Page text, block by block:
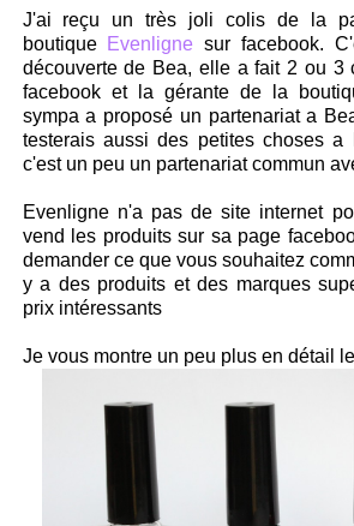
J'ai reçu un très joli colis de la
boutique Evenligne sur facebook.
découverte de Bea, elle a fait 2 ou 3
facebook et la gérante de la
sympa a proposé un partenariat a
testerais aussi des petites choses a
c'est un peu un partenariat commun
Evenligne n'a pas de site internet
vend les produits sur sa page
demander ce que vous souhaitez
y a des produits et des marques
prix intéressants
Je vous montre un peu plus en détail